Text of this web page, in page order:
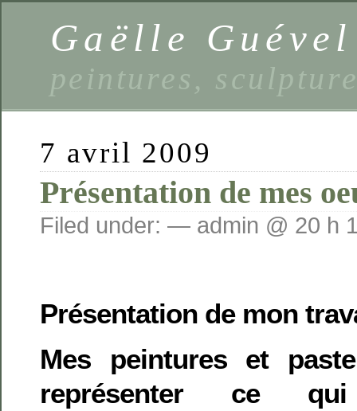
Gaëlle
peintures,
7 avril 2009
Présentation de mes
Filed under: — admin @ 20 h
Présentation de mon
Mes peintures et
représenter ce